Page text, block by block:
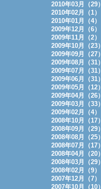
2010年03月（29）
2010年02月（1）
2010年01月（4）
2009年12月（6）
2009年11月（2）
2009年10月（23）
2009年09月（27）
2009年08月（31）
2009年07月（31）
2009年06月（31）
2009年05月（12）
2009年04月（26）
2009年03月（33）
2009年02月（4）
2008年10月（17）
2008年09月（29）
2008年08月（25）
2008年07月（17）
2008年04月（20）
2008年03月（29）
2008年02月（9）
2007年12月（7）
2007年10月（10）